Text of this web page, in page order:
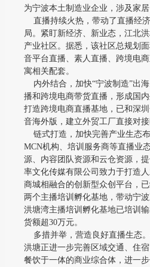
为宁波本土制造业企业，涉及家
直播持续火热，带动了直播经
局。紧盯新经济、新业态，江北
产业社区。据悉，该社区总规划
音平台直播、素人直播、跨境电
寓相关配套。
内外结合，加快“宁波制造”出
播和跨境电商带货直播，形成国
打造跨境电商直播基地，已和深
音海外版，建立外贸工厂直接对
链式打造，加快完善产业生态布
MCN机构、培训服务商等直播业
源、内容团队资源和云仓资源，
率文化传媒有限公司致力于打造
商城相融合的创新型众创平台，
两个主播培训孵化基地，带动宁
洪塘湾主播培训孵化基地已培训
货额超30万元。
多措并举，营造良好直播生态。
洪塘正进一步完善区域交通、住
餐饮于一体的商业综合体，进一